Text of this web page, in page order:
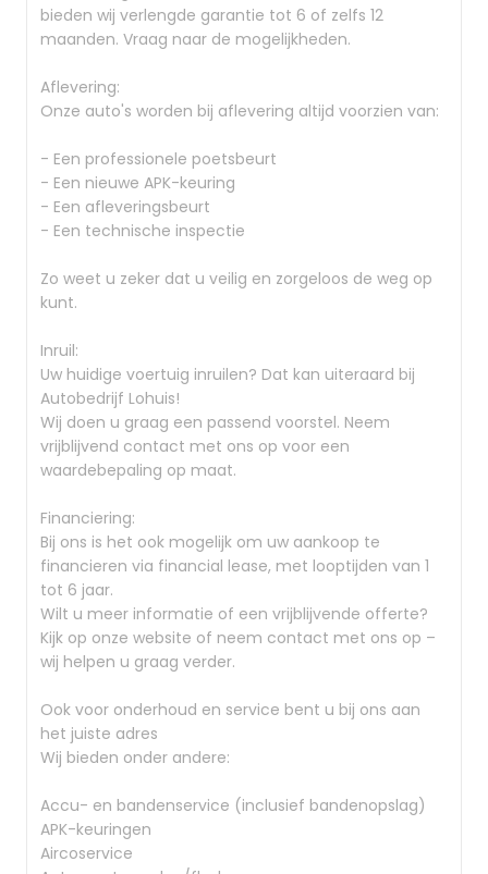
bieden wij verlengde garantie tot 6 of zelfs 12
maanden. Vraag naar de mogelijkheden.
Aflevering:
Onze auto's worden bij aflevering altijd voorzien van:
- Een professionele poetsbeurt
- Een nieuwe APK-keuring
- Een afleveringsbeurt
- Een technische inspectie
Zo weet u zeker dat u veilig en zorgeloos de weg op
kunt.
Inruil:
Uw huidige voertuig inruilen? Dat kan uiteraard bij
Autobedrijf Lohuis!
Wij doen u graag een passend voorstel. Neem
vrijblijvend contact met ons op voor een
waardebepaling op maat.
Financiering:
Bij ons is het ook mogelijk om uw aankoop te
financieren via financial lease, met looptijden van 1
tot 6 jaar.
Wilt u meer informatie of een vrijblijvende offerte?
Kijk op onze website of neem contact met ons op –
wij helpen u graag verder.
Ook voor onderhoud en service bent u bij ons aan
het juiste adres
Wij bieden onder andere:
Accu- en bandenservice (inclusief bandenopslag)
APK-keuringen
Aircoservice